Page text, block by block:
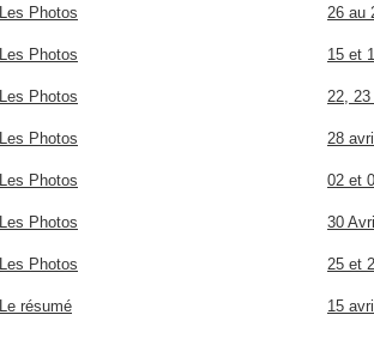
Les Photos 26 au
Les Photos 15 et
Les Photos 22, 23
Les Photos 28
Les Photos 02 et
Les Photos 30
Les Photos 25 et
Le résumé 15